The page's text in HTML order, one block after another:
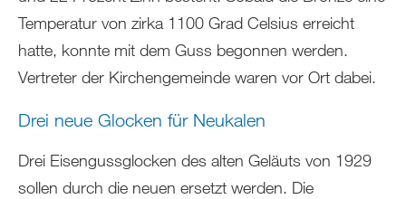
Temperatur von zirka 1100 Grad Celsius erreicht
hatte, konnte mit dem Guss begonnen werden.
Vertreter der Kirchengemeinde waren vor Ort dabei.
Drei neue Glocken für Neukalen
Drei Eisengussglocken des alten Geläuts von 1929
sollen durch die neuen ersetzt werden. Die